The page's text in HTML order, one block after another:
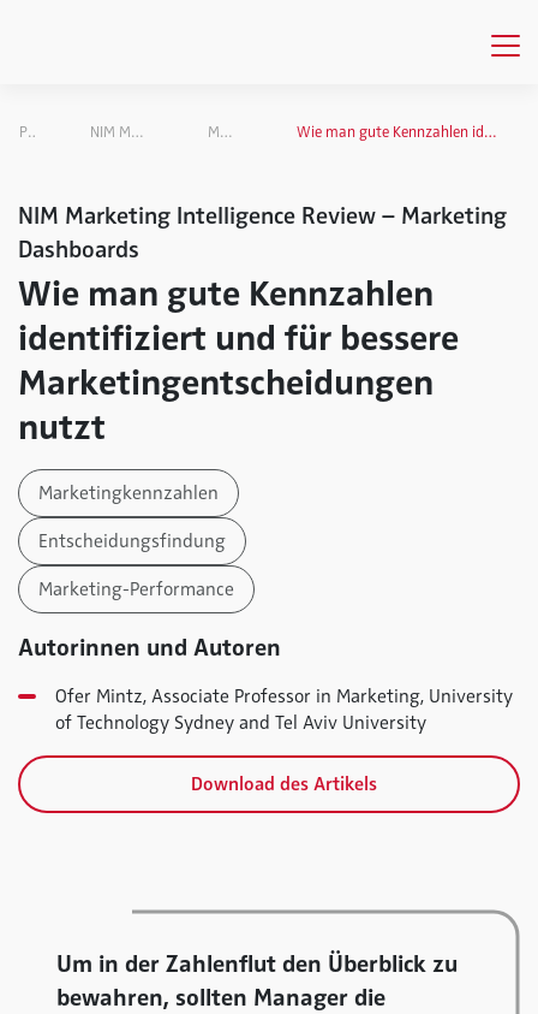
Publikationen NIM Marketing Intelligence Review Marketing Dashboards Wie man gute Kennzahlen identifiziert und für bessere Marketingentscheidungen nutzt
NIM Marketing Intelligence Review – Marketing
Dashboards
Wie man gute Kennzahlen
identifiziert und für bessere
Marketingentscheidungen
nutzt
Marketingkennzahlen
Entscheidungsfindung
Marketing-Performance
Autorinnen und Autoren
Ofer Mintz, Associate Professor in Marketing, University
of Technology Sydney and Tel Aviv University
Download des Artikels
Um in der Zahlenflut den Überblick zu
bewahren, sollten Manager die